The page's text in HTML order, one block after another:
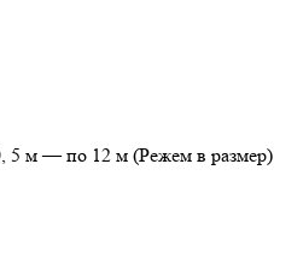
5 м — по 12 м (Режем в размер)